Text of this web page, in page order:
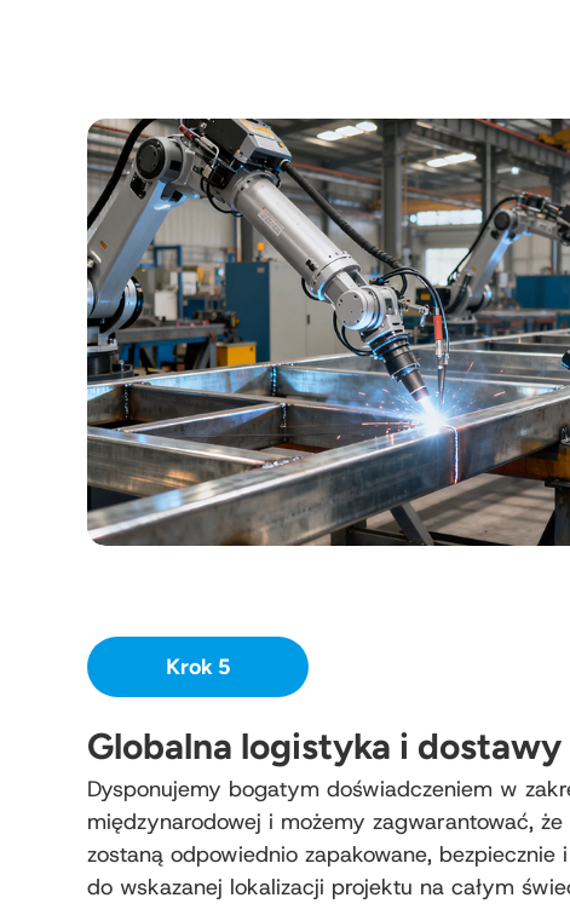
Krok 5
Globalna logistyka i dostawy
Dysponujemy bogatym doświadczeniem w
międzynarodowej i możemy zagwarantować,
zostaną odpowiednio zapakowane, bezpiecznie
do wskazanej lokalizacji projektu na całym